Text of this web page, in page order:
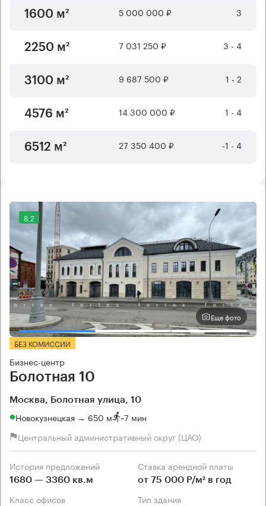
1600 м² 5 000 000 ₽ 3
2250 м² 7 031 250 ₽ 3 - 4
3100 м² 9 687 500 ₽ 1 - 2
4576 м² 14 300 000 ₽ 1 - 4
6512 м² 27 350 400 ₽ -1 - 4
8.2
Еще фото
БЕЗ КОМИССИИ
Бизнес-центр
Болотная 10
Москва, Болотная улица, 10
Новокузнецкая → 650 м ~7 мин
Центральный административный округ (ЦАО)
История предложений
1680 — 3360 кв.м
Ставка арендной платы
от 75 000 Р/м² в год
Класс офисов Тип здания